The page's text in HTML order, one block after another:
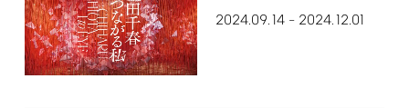
2024.09.14– 2024.12.01